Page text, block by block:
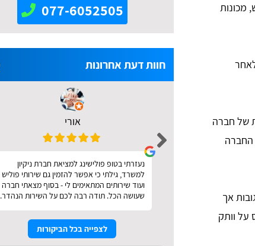
מכונות
של חברה
החברה
אך
על וותק
077-6052505
חוות דעת אחרונות
אורי
נעזרתי בטופ פולישינג למציאת חברת ניקיון
למשרד, גילתי כי אפשר להזמין גם שירותי פוליש
ועוד שירותים המתאימים לי - בסוף מצאתי חברה
שעושה הכל. תודה רבה לכם על השירות הנהדר.
לצפייה בכל הביקורות